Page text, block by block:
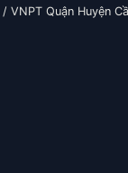
/VNPT Quận Huyện